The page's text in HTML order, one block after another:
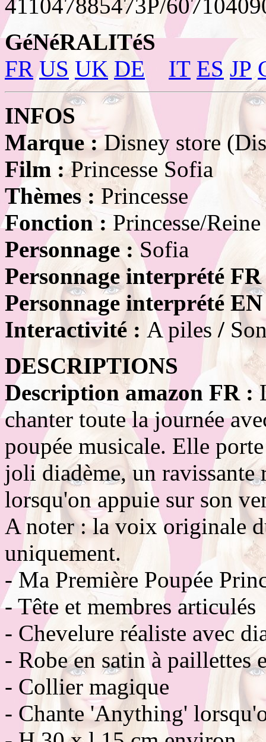
411047885473P/
GéNéRALITéS
FR US UK DE IT ES JP
INFOS
Marque :Disney store
Film :Princesse Sofia
Thèmes : Princesse
Fonction : Princesse/Reine
Personnage :Sofia
Personnage interprété
Personnage interprété
Interactivité : A piles /
DESCRIPTIONS
Description amazon FR :
chanter toute la journée
poupée musicale. Elle
joli diadème, un ravissante
lorsqu'on appuie sur son
A noter : la voix originale
uniquement.
- Ma Première Poupée
- Tête et membres articulés
- Chevelure réaliste avec
- Robe en satin à paillettes
- Collier magique
- Chante 'Anything'